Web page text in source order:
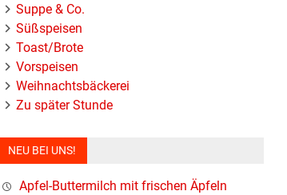
Suppe & Co.
Süßspeisen
Toast/Brote
Vorspeisen
Weihnachtsbäckerei
Zu später Stunde
NEU BEI UNS!
Apfel-Buttermilch mit frischen Äpfeln